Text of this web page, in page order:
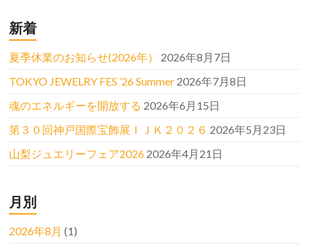
新着
夏季休業のお知らせ(2026年）
2026年8月7日
TOKYO JEWELRY FES ’26 Summer 2026年7月8日
魂のエネルギーを開放する 2026年6月15日
第３０回神戸国際宝飾展ＩＪＫ２０２６ 2026年5月23日
山梨ジュエリーフェア2026 2026年4月21日
月別
2026年8月 (1)